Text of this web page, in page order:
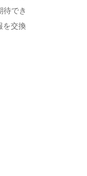
待でき
を交換